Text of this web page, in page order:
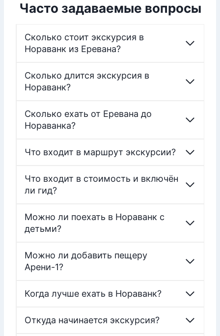
Часто задаваемые вопросы
Сколько стоит экскурсия в
Нораванк из Еревана?
Сколько длится экскурсия в
Нораванк?
Сколько ехать от Еревана до
Нораванка?
Что входит в маршрут экскурсии?
Что входит в стоимость и включён
ли гид?
Можно ли поехать в Нораванк с
детьми?
Можно ли добавить пещеру
Арени-1?
Когда лучше ехать в Нораванк?
Откуда начинается экскурсия?